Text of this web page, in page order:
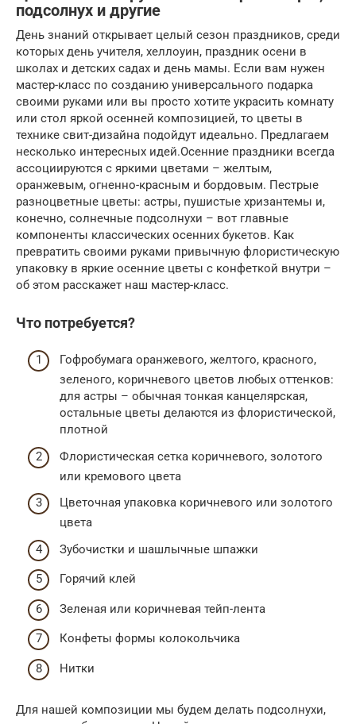
подсолнух и другие
День знаний открывает целый сезон праздников, среди
которых день учителя, хеллоуин, праздник осени в
школах и детских садах и день мамы. Если вам нужен
мастер-класс по созданию универсального подарка
своими руками или вы просто хотите украсить комнату
или стол яркой осенней композицией, то цветы в
технике свит-дизайна подойдут идеально. Предлагаем
несколько интересных идей.Осенние праздники всегда
ассоциируются с яркими цветами – желтым,
оранжевым, огненно-красным и бордовым. Пестрые
разноцветные цветы: астры, пушистые хризантемы и,
конечно, солнечные подсолнухи – вот главные
компоненты классических осенних букетов. Как
превратить своими руками привычную флористическую
упаковку в яркие осенние цветы с конфеткой внутри –
об этом расскажет наш мастер-класс.
Что потребуется?
Гофробумага оранжевого, желтого, красного,
зеленого, коричневого цветов любых оттенков:
для астры – обычная тонкая канцелярская,
остальные цветы делаются из флористической,
плотной
Флористическая сетка коричневого, золотого
или кремового цвета
Цветочная упаковка коричневого или золотого
цвета
Зубочистки и шашлычные шпажки
Горячий клей
Зеленая или коричневая тейп-лента
Конфеты формы колокольчика
Нитки
Для нашей композиции мы будем делать подсолнухи,